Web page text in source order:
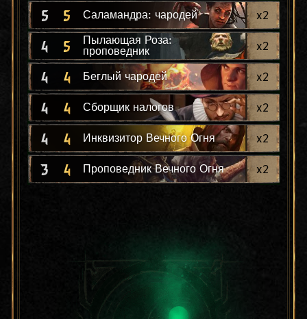
5 5 Саламандра: чародей x2
4 5
Пылающая Роза:
проповедник
x2
4 4 Беглый чародей x2
4 4 Сборщик налогов x2
4 4 Инквизитор Вечного Огня x2
3 4 Проповедник Вечного Огня x2